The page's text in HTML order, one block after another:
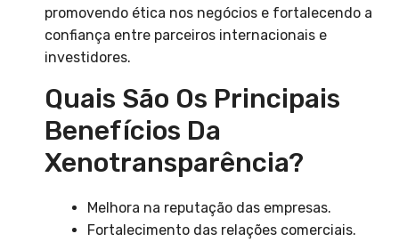
promovendo ética nos negócios e fortalecendo a
confiança entre parceiros internacionais e
investidores.
Quais São Os Principais
Benefícios Da
Xenotransparência?
Melhora na reputação das empresas.
Fortalecimento das relações comerciais.